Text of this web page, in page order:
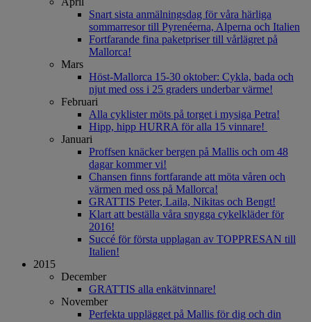
Snart sista anmälningsdag för våra härliga
sommarresor till Pyrenéerna, Alperna och Italien
Fortfarande fina paketpriser till vårlägret på
Mallorca!
Mars
Höst-Mallorca 15-30 oktober: Cykla, bada och
njut med oss i 25 graders underbar värme!
Februari
Alla cyklister möts på torget i mysiga Petra!
Hipp, hipp HURRA för alla 15 vinnare!
Januari
Proffsen knäcker bergen på Mallis och om 48
dagar kommer vi!
Chansen finns fortfarande att möta våren och
värmen med oss på Mallorca!
GRATTIS Peter, Laila, Nikitas och Bengt!
Klart att beställa våra snygga cykelkläder för
2016!
Succé för första upplagan av TOPPRESAN till
Italien!
2015
December
GRATTIS alla enkätvinnare!
November
Perfekta upplägget på Mallis för dig och din